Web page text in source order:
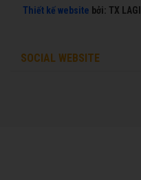
Thiết kế website bởi: TX LAGI
SOCIAL WEBSITE